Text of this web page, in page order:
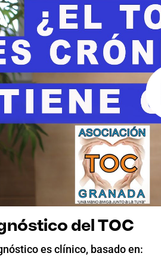
del TOC
es clínico, basado en: